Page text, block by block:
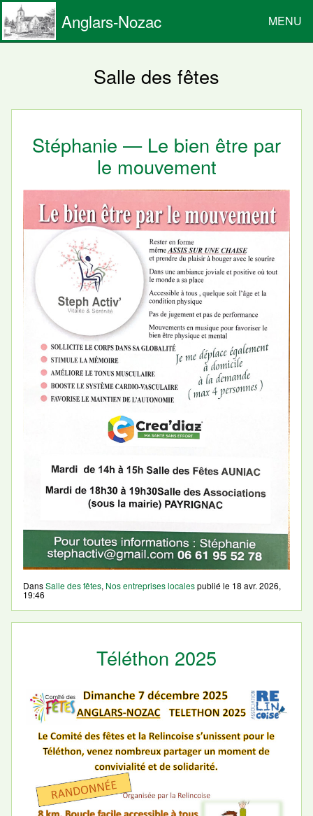
Anglars-Nozac MENU
Salle des fêtes
Stéphanie — Le bien être par
le mouvement
DansSalle des fêtes, Nos entreprises localespublié le 18 avr. 2026,
19:46
Téléthon 2025